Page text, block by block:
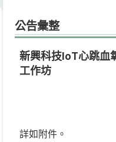
公告彙整
新興科技IoT心跳血
工作坊
詳如附件。